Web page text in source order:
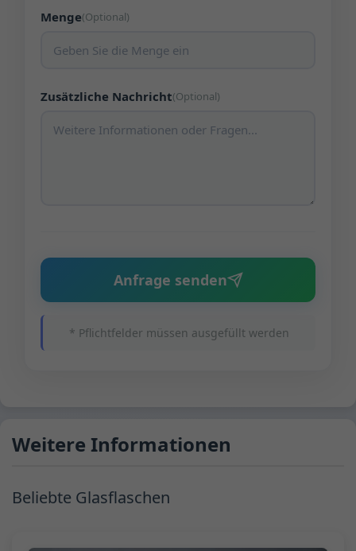
Menge(Optional)
Zusätzliche Nachricht(Optional)
Anfrage senden
* Pflichtfelder müssen ausgefüllt werden
Weitere Informationen
Beliebte Glasflaschen